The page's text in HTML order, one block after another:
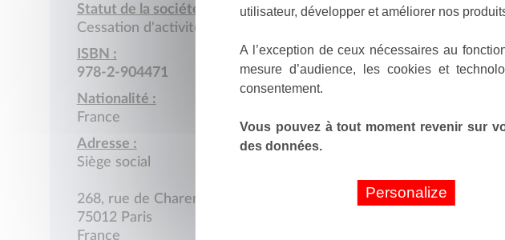
Statut de la société :
Cessation d'activité
ISBN :
978-2-904471
Nationalité :
France
Adresse :
Siège social
268, rue de Charenton
75012 Paris
France
utilisateur, développer et améliorer nos
A l’exception de ceux nécessaires au
mesure d’audience, les cookies et
consentement.
Vous pouvez à tout moment revenir sur
des données.
Personalize